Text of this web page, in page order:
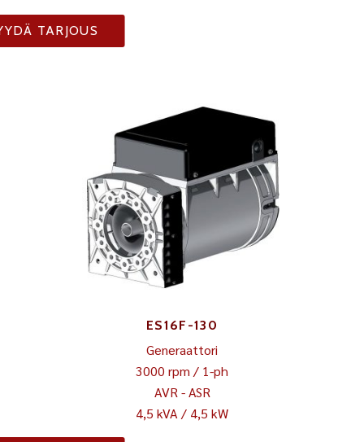
TARJOUS
ES16F-130
Generaattori
3000 rpm / 1-ph
AVR - ASR
4,5 kVA / 4,5 kW